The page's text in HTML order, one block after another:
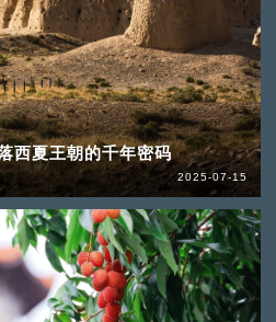
西夏王朝的千年密码
2025-07-15